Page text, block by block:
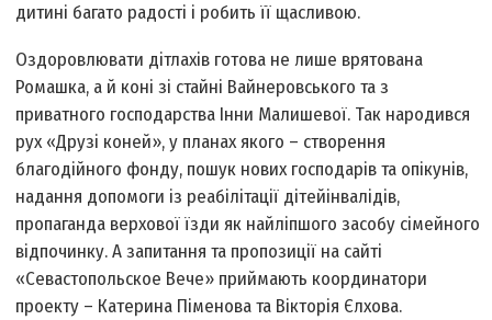
дитині багато радості і робить її щасливою.
Оздоровлювати дітлахів готова не лише врятована
Ромашка, а й коні зі стайні Вайнеровського та з
приватного господарства Інни Малишевої. Так народився
рух «Друзі коней», у планах якого – створення
благодійного фонду, пошук нових господарів та опікунів,
надання допомоги із реабілітації дітей­інвалідів,
пропаганда верхової їзди як найліпшого засобу сімейного
відпочинку. А запитання та пропозиції на сайті
«Севастопольское Вече» приймають координатори
проекту – Катерина Піменова та Вікторія Єлхова.